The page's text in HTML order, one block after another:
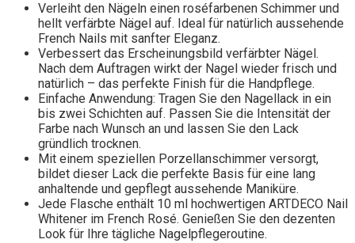
Verleiht den Nägeln einen roséfarbenen Schimmer und
hellt verfärbte Nägel auf. Ideal für natürlich aussehende
French Nails mit sanfter Eleganz.
Verbessert das Erscheinungsbild verfärbter Nägel.
Nach dem Auftragen wirkt der Nagel wieder frisch und
natürlich – das perfekte Finish für die Handpflege.
Einfache Anwendung: Tragen Sie den Nagellack in ein
bis zwei Schichten auf. Passen Sie die Intensität der
Farbe nach Wunsch an und lassen Sie den Lack
gründlich trocknen.
Mit einem speziellen Porzellanschimmer versorgt,
bildet dieser Lack die perfekte Basis für eine lang
anhaltende und gepflegt aussehende Maniküre.
Jede Flasche enthält 10 ml hochwertigen ARTDECO Nail
Whitener im French Rosé. Genießen Sie den dezenten
Look für Ihre tägliche Nagelpflegeroutine.